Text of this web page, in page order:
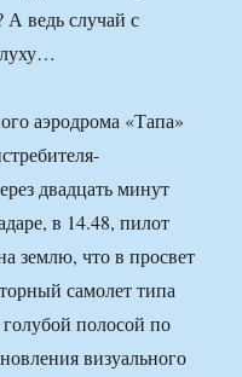
ведь случай с
аэродрома «Тапа»
двадцать минут
в 14.48, пилот
землю, что в просвет
самолет типа
полосой по
визуального